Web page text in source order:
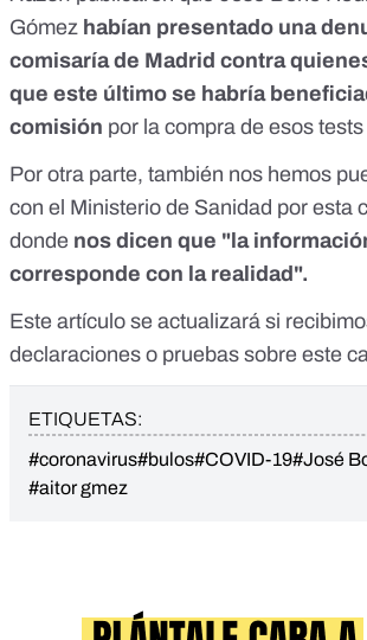
Gómez habían presentado una
comisaría de Madrid contra
que este último se habría
comisión por la compra de esos
Por otra parte, también nos hemos
con el Ministerio de Sanidad por esta
donde nos dicen que "la
corresponde con la realidad".
Este artículo se actualizará si
declaraciones o pruebas sobre este
ETIQUETAS:
#coronavirus#bulos#COVID-19#José
#aitor gmez